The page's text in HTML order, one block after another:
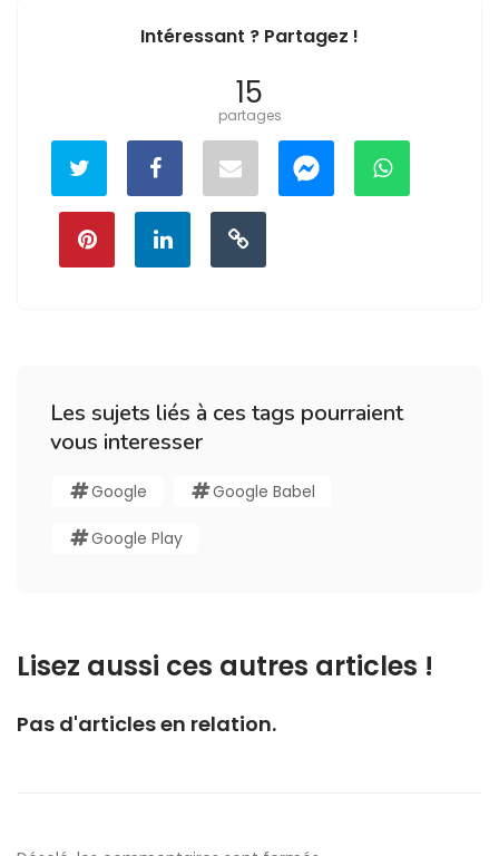
Intéressant ? Partagez !
15
partages
Les sujets liés à ces tags pourraient
vous interesser
Google Google Babel
Google Play
Lisez aussi ces autres articles !
Pas d'articles en relation.